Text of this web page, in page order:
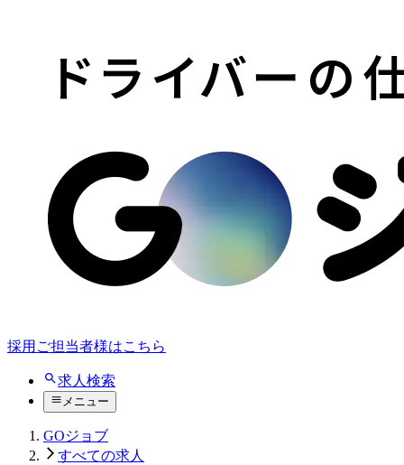
採用ご担当者様はこちら
求人検索
メニュー
GOジョブ
すべての求人